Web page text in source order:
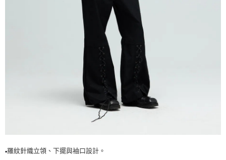
▪️羅紋針織立領、下擺與袖口設計。